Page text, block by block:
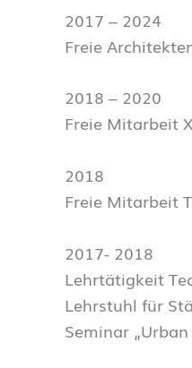
2017 – 2024
Freie
2018 –
Freie Mitarbeit
Freie Mitarbeit
2017- 2018
Lehrtätigkeit
Lehrstuhl für
Seminar